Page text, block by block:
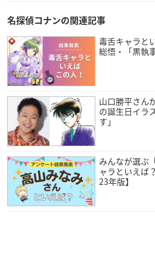
名探偵コナンの関連記事
毒舌キャラと
総悟・「黒執
山口勝平さん
の誕生日イラ
す」
みんなが選ぶ
ャラといえば
23年版】